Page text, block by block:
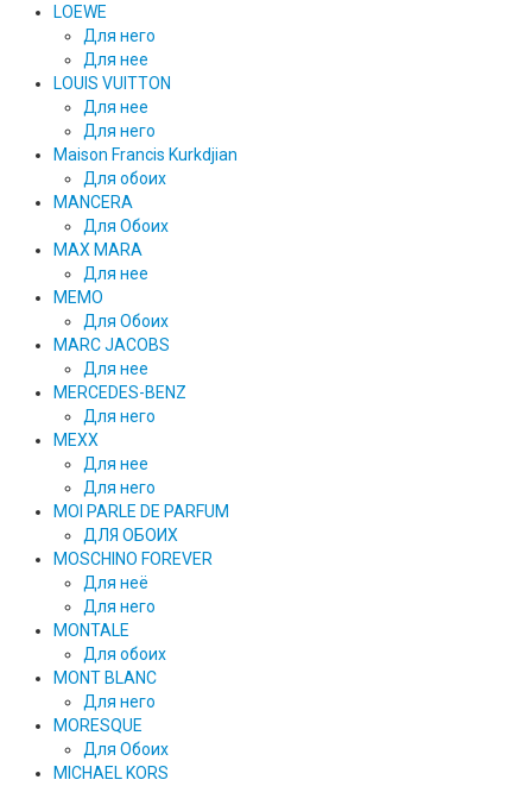
LOEWE
Для него
Для нее
LOUIS VUITTON
Для нее
Для него
Maison Francis Kurkdjian
Для обоих
MANCERA
Для Обоих
MAX MARA
Для нее
MEMO
Для Обоих
MARC JACOBS
Для нее
MERCEDES-BENZ
Для него
MEXX
Для нее
Для него
MOI PARLE DE PARFUM
ДЛЯ ОБОИХ
MOSCHINO FOREVER
Для неё
Для него
MONTALE
Для обоих
MONT BLANC
Для него
MORESQUE
Для Обоих
MICHAEL KORS